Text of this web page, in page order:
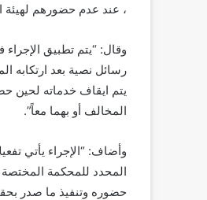
، عند عدم حضورهم لهيئة
وقال: “يتم تطبيق
رسائل نصية بعد ارتكابه
يتم ايقاف خدماته لحين
المخالف أو بهما معاً”.
المحدد للمحكمة المختصة
حضوره وتنفيذ ما صدر